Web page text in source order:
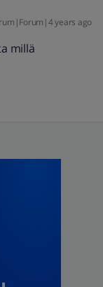
years ago
millä